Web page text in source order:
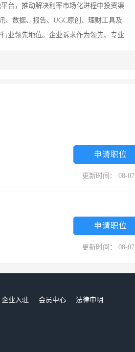
台，推动解决利率市场化进程中投资渠
、数据、报告、UGC原创、理财工具及
业领先地位。企业诉求作为领先、专业
部门对行业的调研提供咨询参考。行业
信息服务平台找到并甄别资质好的有资
，对政府相关部门来说，这种模式都是
监控和监管；第四，对社会来说，这种
申请职位
更新时间： 08-07
申请职位
更新时间： 08-07
企业入驻 会员中心
法律申明